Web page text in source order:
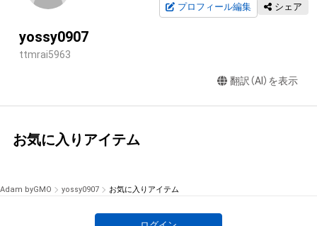
プロフィール編集 シェア
yossy0907
ttmrai5963
翻訳（AI）を表示
お気に入りアイテム
Adam byGMO yossy0907 お気に入りアイテム